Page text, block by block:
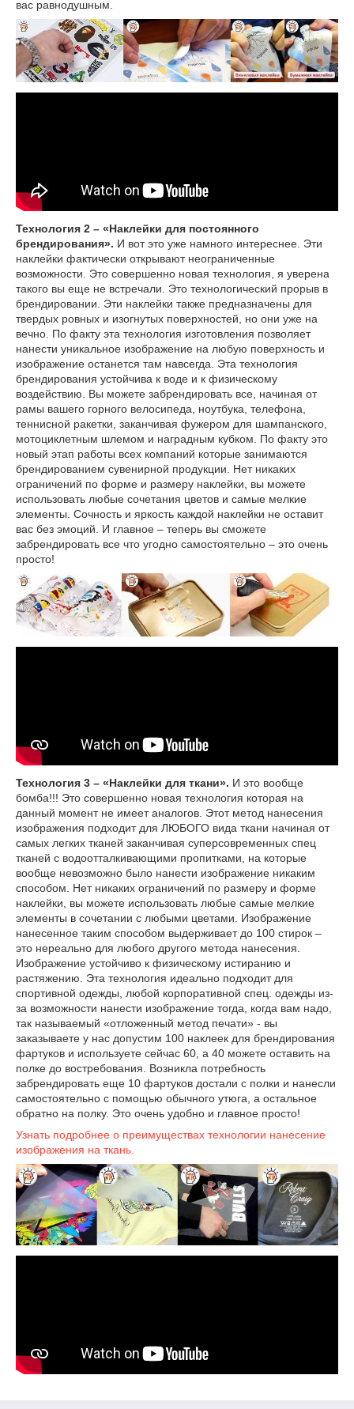
вас равнодушным.
Технология 2 – «Наклейки для постоянного
брендирования». И вот это уже намного интереснее. Эти
наклейки фактически открывают неограниченные
возможности. Это совершенно новая технология, я уверена
такого вы еще не встречали. Это технологический прорыв в
брендировании. Эти наклейки также предназначены для
твердых ровных и изогнутых поверхностей, но они уже на
вечно. По факту эта технология изготовления позволяет
нанести уникальное изображение на любую поверхность и
изображение останется там навсегда. Эта технология
брендирования устойчива к воде и к физическому
воздействию. Вы можете забрендировать все, начиная от
рамы вашего горного велосипеда, ноутбука, телефона,
теннисной ракетки, заканчивая фужером для шампанского,
мотоциклетным шлемом и наградным кубком. По факту это
новый этап работы всех компаний которые занимаются
брендированием сувенирной продукции. Нет никаких
ограничений по форме и размеру наклейки, вы можете
использовать любые сочетания цветов и самые мелкие
элементы. Сочность и яркость каждой наклейки не оставит
вас без эмоций. И главное – теперь вы сможете
забрендировать все что угодно самостоятельно – это очень
просто!
Технология 3 – «Наклейки для ткани». И это вообще
бомба!!! Это совершенно новая технология которая на
данный момент не имеет аналогов. Этот метод нанесения
изображения подходит для ЛЮБОГО вида ткани начиная от
самых легких тканей заканчивая суперсовременных спец
тканей с водоотталкивающими пропитками, на которые
вообще невозможно было нанести изображение никаким
способом. Нет никаких ограничений по размеру и форме
наклейки, вы можете использовать любые самые мелкие
элементы в сочетании с любыми цветами. Изображение
нанесенное таким способом выдерживает до 100 стирок –
это нереально для любого другого метода нанесения.
Изображение устойчиво к физическому истиранию и
растяжению. Эта технология идеально подходит для
спортивной одежды, любой корпоративной спец. одежды из-
за возможности нанести изображение тогда, когда вам надо,
так называемый «отложенный метод печати» - вы
заказываете у нас допустим 100 наклеек для брендирования
фартуков и используете сейчас 60, а 40 можете оставить на
полке до востребования. Возникла потребность
забрендировать еще 10 фартуков достали с полки и нанесли
самостоятельно с помощью обычного утюга, а остальное
обратно на полку. Это очень удобно и главное просто!
Узнать подробнее о преимуществах технологии нанесение
изображения на ткань.